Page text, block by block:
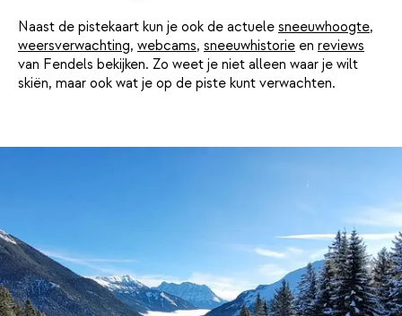
Naast de pistekaart kun je ook de actuele sneeuwhoogte,
weersverwachting, webcams, sneeuwhistorie en reviews
van Fendels bekijken. Zo weet je niet alleen waar je wilt
skiën, maar ook wat je op de piste kunt verwachten.